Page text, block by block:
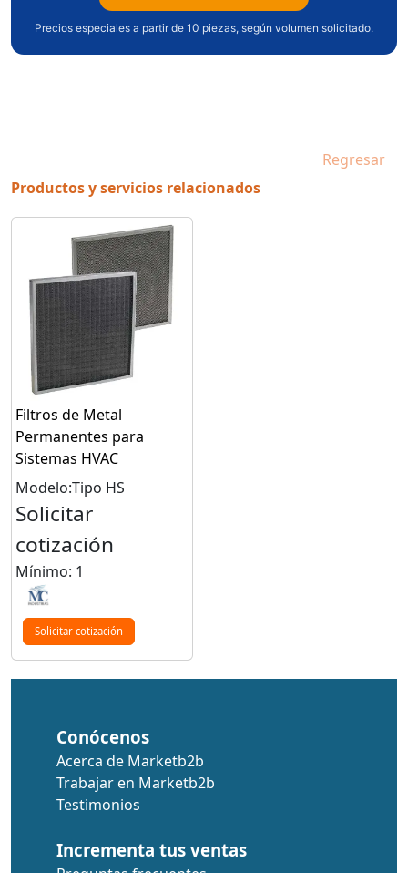
Precios especiales a partir de 10 piezas, según volumen solicitado.
Regresar
Productos y servicios relacionados
Filtros de Metal
Permanentes para
Sistemas HVAC
Modelo:Tipo HS
Solicitar
cotización
Mínimo: 1
Solicitar cotización
Conócenos
Acerca de Marketb2b
Trabajar en Marketb2b
Testimonios
Incrementa tus ventas